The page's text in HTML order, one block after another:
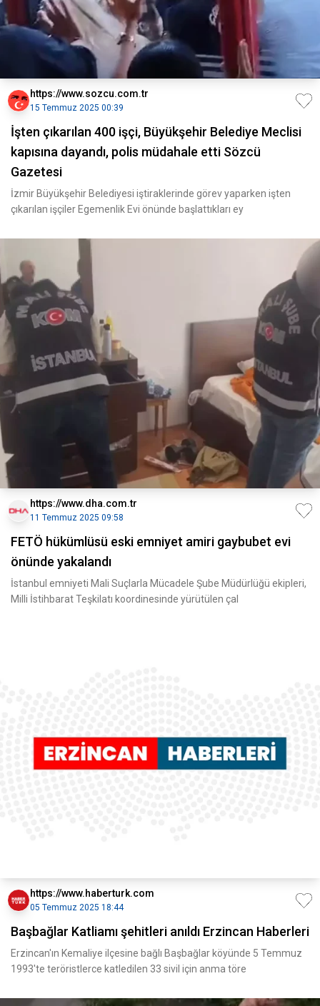
https://www.sozcu.com.tr
15 Temmuz 2025 00:39
İşten çıkarılan 400 işçi, Büyükşehir Belediye Meclisi
kapısına dayandı, polis müdahale etti Sözcü
Gazetesi
İzmir Büyükşehir Belediyesi iştiraklerinde görev yaparken işten
çıkarılan işçiler Egemenlik Evi önünde başlattıkları ey
https://www.dha.com.tr
11 Temmuz 2025 09:58
FETÖ hükümlüsü eski emniyet amiri gaybubet evi
önünde yakalandı
İstanbul emniyeti Mali Suçlarla Mücadele Şube Müdürlüğü ekipleri,
Milli İstihbarat Teşkilatı koordinesinde yürütülen çal
https://www.haberturk.com
05 Temmuz 2025 18:44
Başbağlar Katliamı şehitleri anıldı Erzincan Haberleri
Erzincan'ın Kemaliye ilçesine bağlı Başbağlar köyünde 5 Temmuz
1993'te teröristlerce katledilen 33 sivil için anma töre